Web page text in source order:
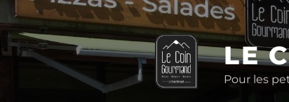
au
contenu
principal
LE
Pour les